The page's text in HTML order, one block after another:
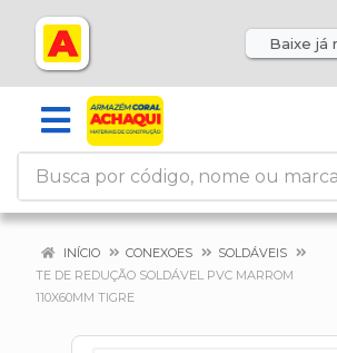
Baixe já
INÍCIO CONEXOES
SOLDÁVEIS
TE DE REDUÇÃO SOLDÁVEL PVC MARROM
110X60MM TIGRE